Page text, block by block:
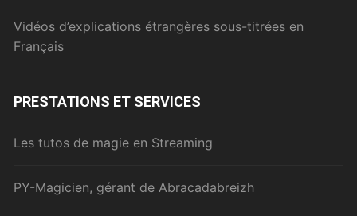
Vidéos d’explications étrangères sous-titrées en
Français
PRESTATIONS ET SERVICES
Les tutos de magie en Streaming
PY-Magicien, gérant de Abracadabreizh